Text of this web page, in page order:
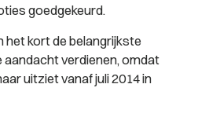
goedgekeurd.
het kort de belangrijkste
aandacht verdienen, omdat
uitziet vanaf juli 2014 in